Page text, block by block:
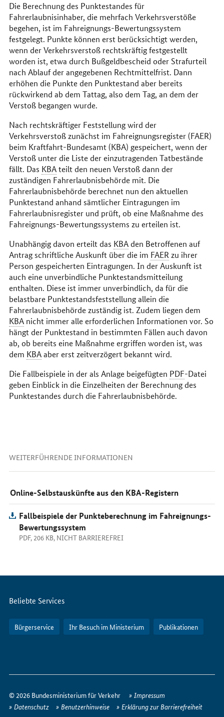
Die Berechnung des Punktestandes für
Fahrerlaubnisinhaber, die mehrfach Verkehrsverstöße
begehen, ist im Fahreignungs-Bewertungssystem
festgelegt. Punkte können erst berücksichtigt werden,
wenn der Verkehrsverstoß rechtskräftig festgestellt
worden ist, etwa durch Bußgeldbescheid oder Strafurteil
nach Ablauf der angegebenen Rechtmittelfrist. Dann
erhöhen die Punkte den Punktestand aber bereits
rückwirkend ab dem Tattag, also dem Tag, an dem der
Verstoß begangen wurde.
Nach rechtskräftiger Feststellung wird der
Verkehrsverstoß zunächst im Fahreignungsregister (FAER)
beim Kraftfahrt-Bundesamt (KBA) gespeichert, wenn der
Verstoß unter die Liste der einzutragenden Tatbestände
fällt. Das KBAteilt den neuen Verstoß dann der
zuständigen Fahrerlaubnisbehörde mit. Die
Fahrerlaubnisbehörde berechnet nun den aktuellen
Punktestand anhand sämtlicher Eintragungen im
Fahrerlaubnisregister und prüft, ob eine Maßnahme des
Fahreignungs-Bewertungssystems zu erteilen ist.
Unabhängig davon erteilt das KBAden Betroffenen auf
Antrag schriftliche Auskunft über die im FAERzu ihrer
Person gespeicherten Eintragungen. In der Auskunft ist
auch eine unverbindliche Punktestandsmitteilung
enthalten. Diese ist immer unverbindlich, da für die
belastbare Punktestandsfeststellung allein die
Fahrerlaubnisbehörde zuständig ist. Zudem liegen dem
KBAnicht immer alle erforderlichen Informationen vor. So
hängt der Punktestand in bestimmten Fällen auch davon
ab, ob bereits eine Maßnahme ergriffen worden ist, was
dem KBAaber erst zeitverzögert bekannt wird.
Die Fallbeispiele in der als Anlage beigefügten PDF-Datei
geben Einblick in die Einzelheiten der Berechnung des
Punktestandes durch die Fahrerlaubnisbehörde.
WEITERFÜHRENDE INFORMATIONEN
Online-Selbstauskünfte aus den KBA-Registern
Fallbeispiele der Punkteberechnung im Fahreignungs-
Bewertungssystem
PDF, 206 KB, NICHT BARRIEREFREI
Servicemenü
Beliebte Services
Bürgerservice Ihr Besuch im Ministerium Publikationen
erreichen
Sie
© 2026 Bundesministerium für Verkehr
Impressum
Datenschutz
Benutzerhinweise Erklärung zur Barrierefreiheit